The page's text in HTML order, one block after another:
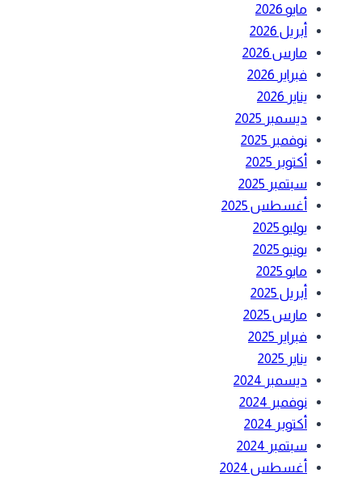
مايو 2026
أبريل 2026
مارس 2026
فبراير 2026
يناير 2026
ديسمبر 2025
نوفمبر 2025
أكتوبر 2025
سبتمبر 2025
أغسطس 2025
يوليو 2025
يونيو 2025
مايو 2025
أبريل 2025
مارس 2025
فبراير 2025
يناير 2025
ديسمبر 2024
نوفمبر 2024
أكتوبر 2024
سبتمبر 2024
أغسطس 2024